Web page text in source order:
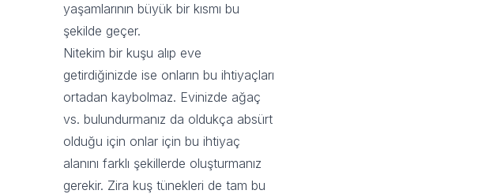
yaşamlarının büyük bir kısmı bu
şekilde geçer.
Nitekim bir kuşu alıp eve
getirdiğinizde ise onların bu ihtiyaçları
ortadan kaybolmaz. Evinizde ağaç
vs. bulundurmanız da oldukça absürt
olduğu için onlar için bu ihtiyaç
alanını farklı şekillerde oluşturmanız
gerekir. Zira kuş tünekleri de tam bu